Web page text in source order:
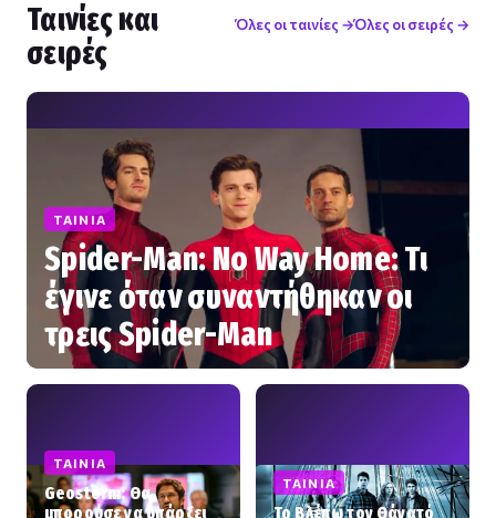
Ταινίες και
σειρές
Όλες οι ταινίες →Όλες οι σειρές →
ΤΑΙΝΊΑ
Spider-Man: No Way Home: Τι
έγινε όταν συναντήθηκαν οι
τρεις Spider-Man
ΤΑΙΝΊΑ
Geostorm: Θα
μπορούσε να υπάρξει
ΤΑΙΝΊΑ
Το Βλέπω τον Θάνατό